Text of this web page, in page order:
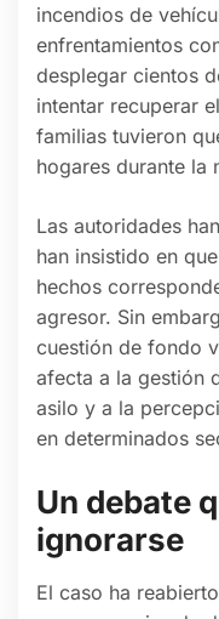
incendios de
enfrentamientos
desplegar cientos
intentar recuperar
familias tuvieron
hogares durante la
Las autoridades
han insistido en
hechos
agresor. Sin
cuestión de fondo
afecta a la gestión
asilo y a la
en determinados
Un debate
ignorarse
El caso ha